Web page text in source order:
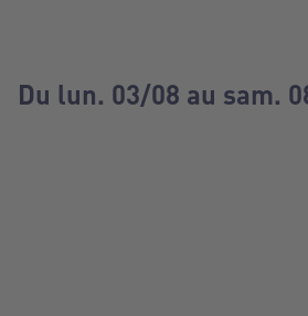
Du lun. 03/08 au sam.